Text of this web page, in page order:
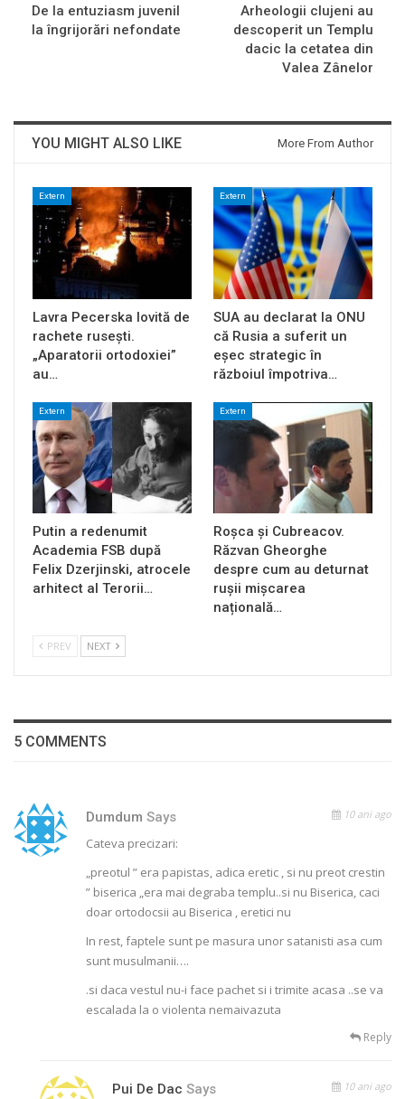
De la entuziasm juvenil
la îngrijorări nefondate
Arheologii clujeni au
descoperit un Templu
dacic la cetatea din
Valea Zânelor
YOU MIGHT ALSO LIKE More From Author
Extern
Lavra Pecerska lovită de
rachete rusești.
„Aparatorii ortodoxiei”
au…
Extern
SUA au declarat la ONU
că Rusia a suferit un
eșec strategic în
războiul împotriva…
Extern
Putin a redenumit
Academia FSB după
Felix Dzerjinski, atrocele
arhitect al Terorii…
Extern
Roșca și Cubreacov.
Răzvan Gheorghe
despre cum au deturnat
rușii mișcarea
națională…
PREV NEXT
5 COMMENTS
Dumdum Says 10 ani ago
Cateva precizari:
„preotul ” era papistas, adica eretic , si nu preot crestin
” biserica „era mai degraba templu..si nu Biserica, caci
doar ortodocsii au Biserica , eretici nu
In rest, faptele sunt pe masura unor satanisti asa cum
sunt musulmanii….
.si daca vestul nu-i face pachet si i trimite acasa ..se va
escalada la o violenta nemaivazuta
Reply
Pui De Dac Says 10 ani ago